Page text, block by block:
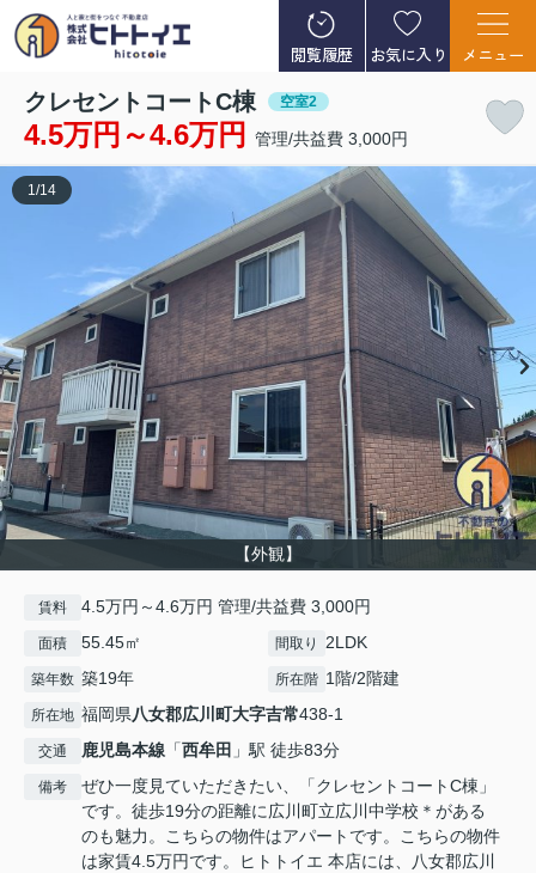
閲覧履歴 お気に入り メニュー
クレセントコートC棟 空室2
4.5万円～4.6万円 管理/共益費 3,000円
【外観】
1 /14
賃料 4.5万円～4.6万円 管理/共益費 3,000円
面積 55.45㎡ 間取り 2LDK
築年数 築19年 所在階 1階/2階建
所在地 福岡県八女郡広川町大字吉常438-1
交通 鹿児島本線 「西牟田 」駅 徒歩83分
備考
ぜひ一度見ていただきたい、「クレセントコートC棟」
です。徒歩19分の距離に広川町立広川中学校＊がある
のも魅力。こちらの物件はアパートです。こちらの物件
は家賃4.5万円です。ヒトトイエ 本店には、八女郡広川